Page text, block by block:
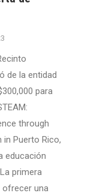
de la entidad
para
through
in Puerto Rico,
educación
primera
ofrecer una